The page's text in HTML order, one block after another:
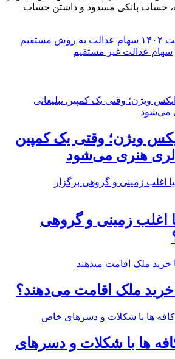
حساب بانکی مسدود و داشتن حساب
سهام عدالت به روش مستقیم
سهام عدالت غیر مستقیم
ویژن؛ وقتی یک کمپین
هنری می‌شود
اغلب زمینی و گروهی
خرید ملک اقامت می‌دهند؟
ها با شکلات و دسرهای